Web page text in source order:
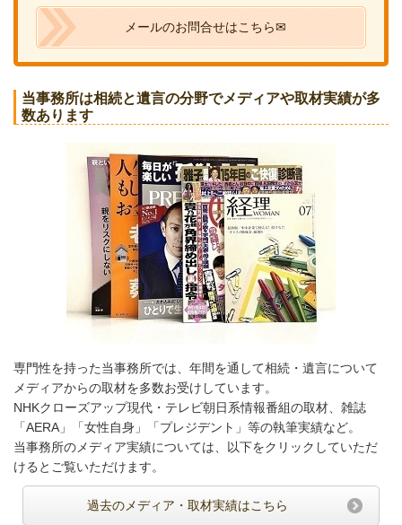
メールのお問合せはこちら✉
当事務所は相続と遺言の分野でメディアや取材実績が多
数あります
専門性を持った当事務所では、年間を通して相続・遺言について
メディアからの取材を多数お受けしています。
NHKクローズアップ現代・テレビ朝日系情報番組の取材、雑誌
「AERA」「女性自身」「プレジデント」等の執筆実績など。
当事務所のメディア実績については、以下をクリックしていただ
けるとご覧いただけます。
過去のメディア・取材実績はこちら